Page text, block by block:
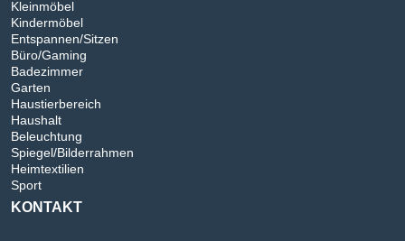
Kleinmöbel
Kindermöbel
Entspannen/Sitzen
Büro/Gaming
Badezimmer
Garten
Haustierbereich
Haushalt
Beleuchtung
Spiegel/Bilderrahmen
Heimtextilien
Sport
KONTAKT